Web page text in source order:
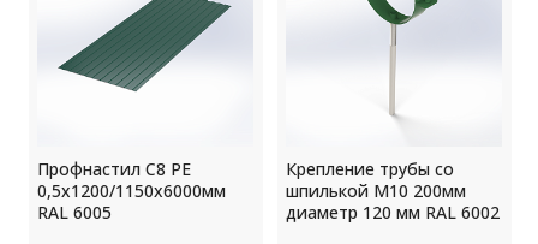
Профнастил С8 РЕ
0,5х1200/1150х6000мм
RAL 6005
Крепление трубы со
шпилькой М10 200мм
диаметр 120 мм RAL 6002